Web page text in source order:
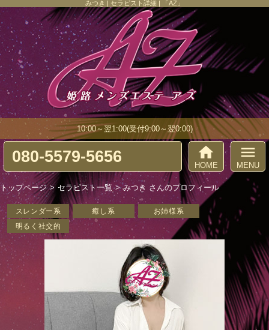
みつき | セラピスト詳細 | 「AZ」
10:00～翌1:00(受付9:00～翌0:00)
080-5579-5656 home
HOME
menu
MENU
トップページ セラピスト一覧 みつき さんのプロフィール
スレンダー系 癒し系
お姉様系
明るく社交的